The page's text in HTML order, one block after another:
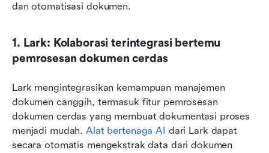
dan otomatisasi dokumen.
1. Lark: Kolaborasi terintegrasi bertemu
pemrosesan dokumen cerdas
Lark mengintegrasikan kemampuan manajemen
dokumen canggih, termasuk fitur pemrosesan
dokumen cerdas yang membuat dokumentasi proses
menjadi mudah. Alat bertenaga AI dari Lark dapat
secara otomatis mengekstrak data dari dokumen